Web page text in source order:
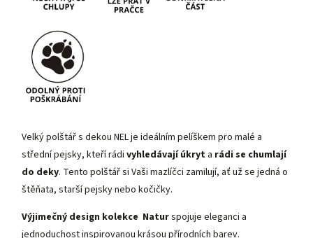
Velký polštář s dekou NEL je ideálním pelíškem pro malé a
střední pejsky, kteří rádi vyhledávají úkryt a rádi se chumlají
do deky. Tento polštář si Vaši mazlíčci zamilují, ať už se jedná o
štěňata, starší pejsky nebo kočičky.
Výjimečný design kolekce Naturspojuje eleganci a
jednoduchost inspirovanou krásou přírodních barev.